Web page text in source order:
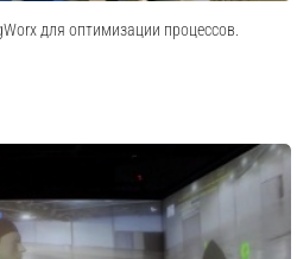
для оптимизации процессов.